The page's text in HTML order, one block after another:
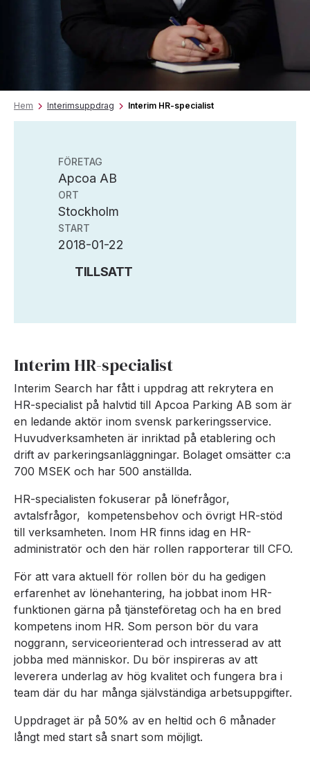
Hem Interimsuppdrag Interim HR-specialist
FÖRETAG
Apcoa AB
ORT
Stockholm
START
2018-01-22
TILLSATT
Interim HR-specialist
Interim Search har fått i uppdrag att rekrytera en
HR-specialist på halvtid till Apcoa Parking AB som är
en ledande aktör inom svensk parkeringsservice.
Huvudverksamheten är inriktad på etablering och
drift av parkeringsanläggningar. Bolaget omsätter c:a
700 MSEK och har 500 anställda.
HR-specialisten fokuserar på lönefrågor,
avtalsfrågor, kompetensbehov och övrigt HR-stöd
till verksamheten. Inom HR finns idag en HR-
administratör och den här rollen rapporterar till CFO.
För att vara aktuell för rollen bör du ha gedigen
erfarenhet av lönehantering, ha jobbat inom HR-
funktionen gärna på tjänsteföretag och ha en bred
kompetens inom HR. Som person bör du vara
noggrann, serviceorienterad och intresserad av att
jobba med människor. Du bör inspireras av att
leverera underlag av hög kvalitet och fungera bra i
team där du har många självständiga arbetsuppgifter.
Uppdraget är på 50% av en heltid och 6 månader
långt med start så snart som möjligt.